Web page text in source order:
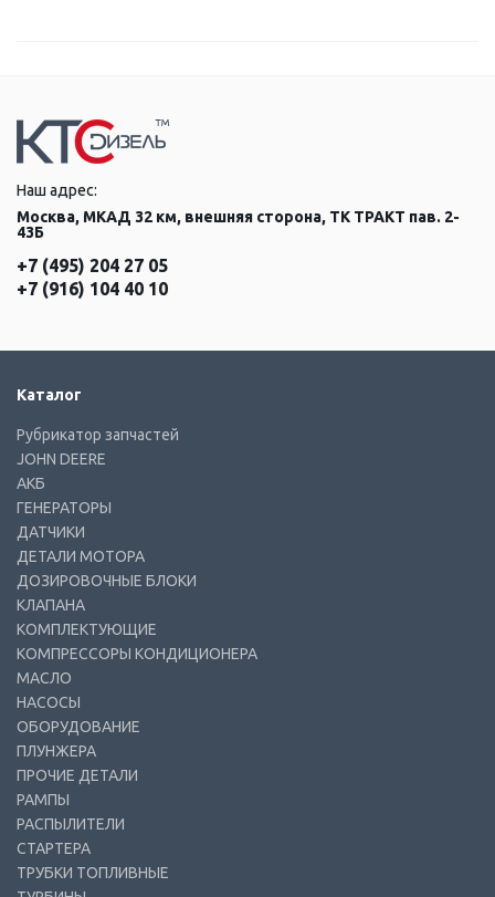
Наш адрес:
Москва, МКАД 32 км, внешняя сторона, ТК ТРАКТ пав. 2-
43Б
+7 (495) 204 27 05
+7 (916) 104 40 10
Каталог
Рубрикатор запчастей
JOHN DEERE
АКБ
ГЕНЕРАТОРЫ
ДАТЧИКИ
ДЕТАЛИ МОТОРА
ДОЗИРОВОЧНЫЕ БЛОКИ
КЛАПАНА
КОМПЛЕКТУЮЩИЕ
КОМПРЕССОРЫ КОНДИЦИОНЕРА
МАСЛО
НАСОСЫ
ОБОРУДОВАНИЕ
ПЛУНЖЕРА
ПРОЧИЕ ДЕТАЛИ
РАМПЫ
РАСПЫЛИТЕЛИ
СТАРТЕРА
ТРУБКИ ТОПЛИВНЫЕ